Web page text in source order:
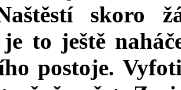
skoro
je to ještě
postoje.